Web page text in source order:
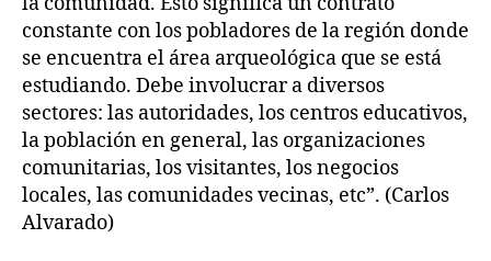
constante con los pobladores de la región donde
se encuentra el área arqueológica que se está
estudiando. Debe involucrar a diversos
sectores: las autoridades, los centros educativos,
la población en general, las organizaciones
comunitarias, los visitantes, los negocios
locales, las comunidades vecinas, etc”. (Carlos
Alvarado)